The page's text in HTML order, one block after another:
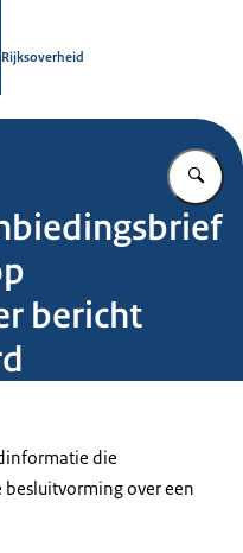
Rijksoverheid
bericht
die
over een